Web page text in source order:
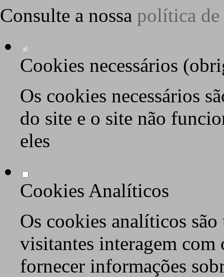
Consulte a nossa política de
Cookies necessários
Os cookies necessários
do site e o site não
eles
Cookies Analíticos
Os cookies analíticos são
visitantes interagem com
fornecer informações